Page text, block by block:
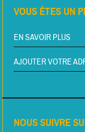
VOUS ÊTES UN
EN SAVOIR PLUS
AJOUTER VOTRE
NOUS SUIVRE